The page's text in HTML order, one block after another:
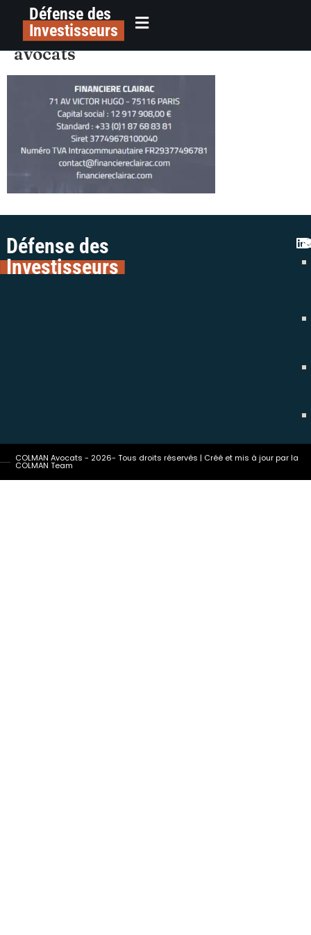
principalDéfense des
Investisseurs
alerte-plateforme-vins-financiere-
clairac-escroquerie-colman-
avocats
Défense des
Investisseurs
COLMAN Avocats - 2026- Tous droits réservés | Créé et mis à jour par la
COLMAN Team